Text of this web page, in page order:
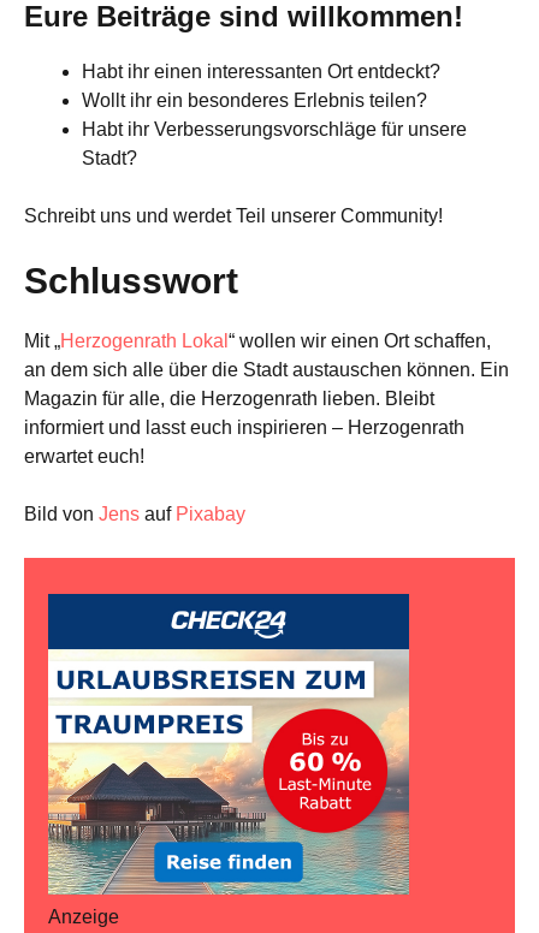
Eure Beiträge sind willkommen!
Habt ihr einen interessanten Ort entdeckt?
Wollt ihr ein besonderes Erlebnis teilen?
Habt ihr Verbesserungsvorschläge für unsere
Stadt?
Schreibt uns und werdet Teil unserer Community!
Schlusswort
Mit „Herzogenrath Lokal “ wollen wir einen Ort schaffen,
an dem sich alle über die Stadt austauschen können. Ein
Magazin für alle, die Herzogenrath lieben. Bleibt
informiert und lasst euch inspirieren – Herzogenrath
erwartet euch!
Bild von Jens auf Pixabay
Anzeige